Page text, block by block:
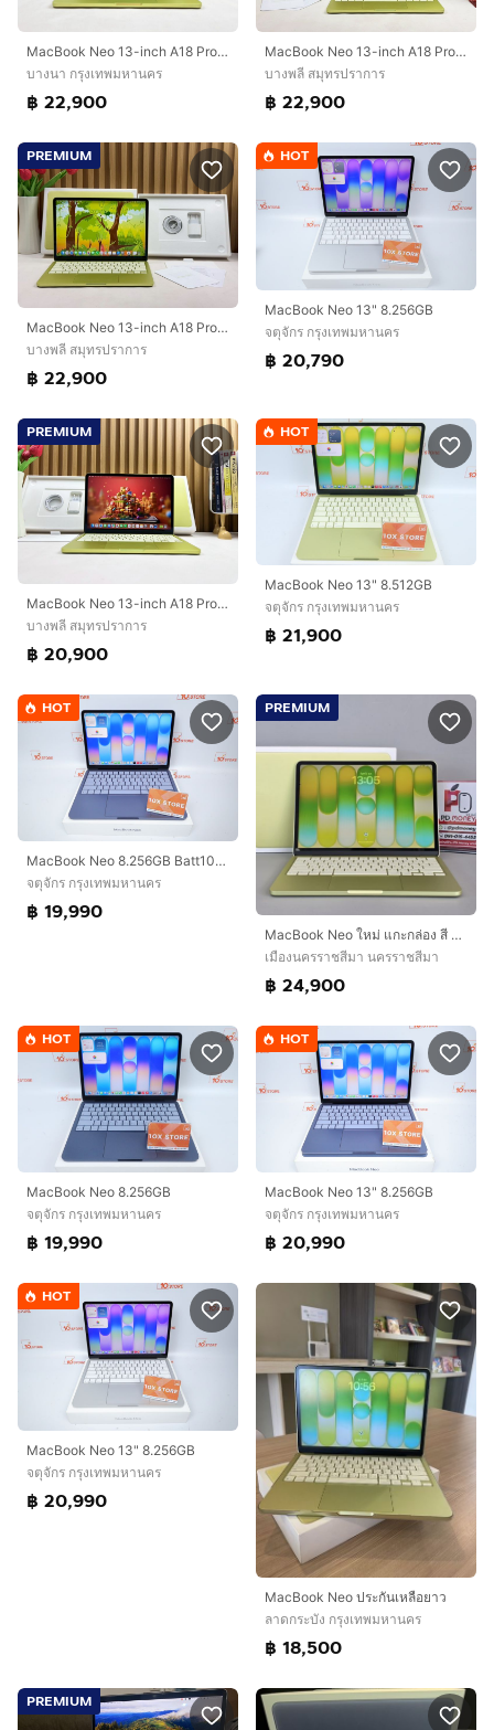
MacBook Neo 13-inch A18 Pro Ram8GB SSD512 Citrus รหัสสินค้า M003
บางนา กรุงเทพมหานคร
฿ 22,900
MacBook Neo 13-inch A18 Pro Ram8GB SSD512 Citrus
บางพลี สมุทรปราการ
฿ 22,900
PREMIUM
MacBook Neo 13-inch A18 Pro Ram8GB SSD512 Citrus
บางพลี สมุทรปราการ
฿ 22,900
HOT
MacBook Neo 13" 8.256GB
จตุจักร กรุงเทพมหานคร
฿ 20,790
PREMIUM
MacBook Neo 13-inch A18 Pro 2026 Ram8GB SSD256GB Citrus
บางพลี สมุทรปราการ
฿ 20,900
HOT
MacBook Neo 13" 8.512GB
จตุจักร กรุงเทพมหานคร
฿ 21,900
HOT
MacBook Neo 8.256GB Batt100 Care 05.27
จตุจักร กรุงเทพมหานคร
฿ 19,990
PREMIUM
MacBook Neo ใหม่ แกะกล่อง สี Citrus
เมืองนครราชสีมา นครราชสีมา
฿ 24,900
HOT
MacBook Neo 8.256GB
จตุจักร กรุงเทพมหานคร
฿ 19,990
HOT
MacBook Neo 13" 8.256GB
จตุจักร กรุงเทพมหานคร
฿ 20,990
HOT
MacBook Neo 13" 8.256GB
จตุจักร กรุงเทพมหานคร
฿ 20,990
MacBook Neo ประกันเหลือยาว
ลาดกระบัง กรุงเทพมหานคร
฿ 18,500
PREMIUM